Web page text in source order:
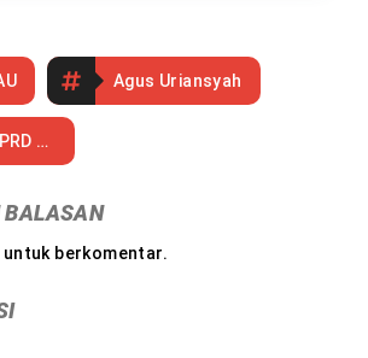
Agus Uriansyah
Anggota DPRD Berau
BALASAN
untuk berkomentar.